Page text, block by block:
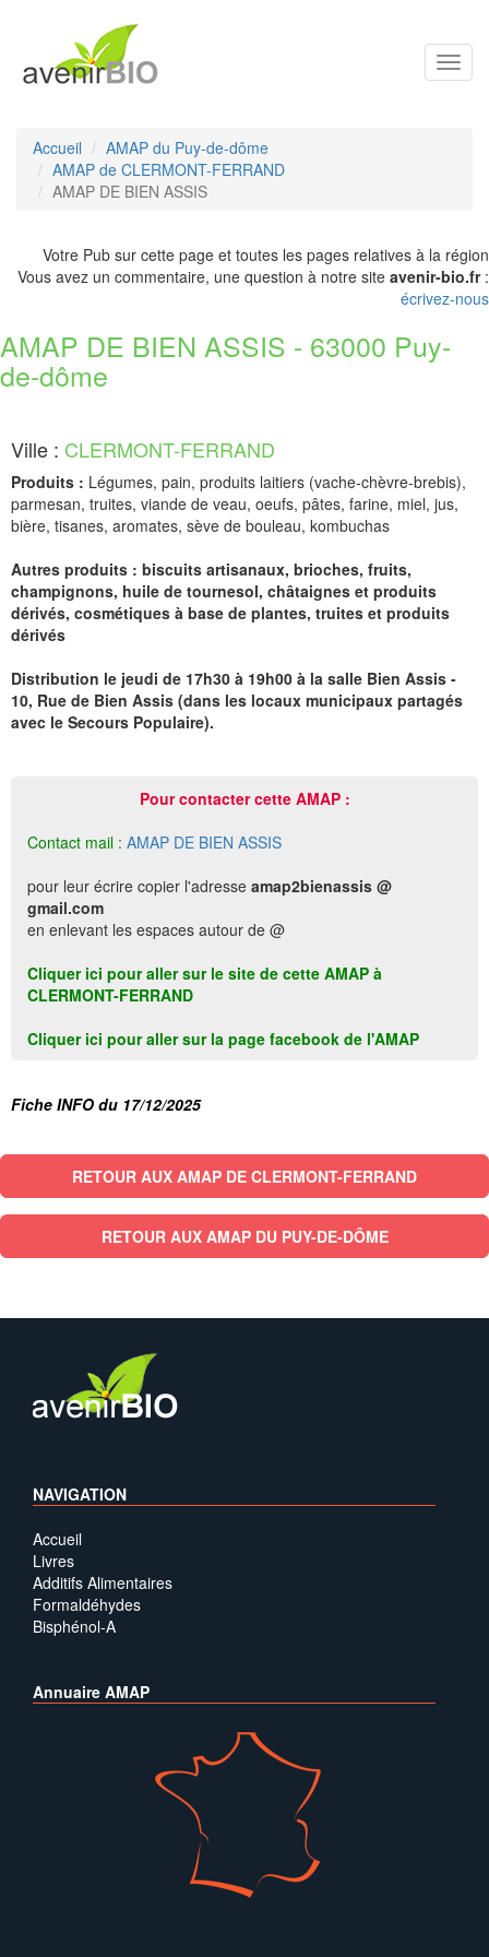
Accueil
AMAP du Puy-de-dôme
AMAP de CLERMONT-FERRAND
AMAP DE BIEN ASSIS
Votre Pub sur cette page et toutes les pages relatives à la région
Vous avez un commentaire, une question à notre site avenir-bio.fr:
écrivez-nous
AMAP DE BIEN ASSIS - 63000 Puy-
de-dôme
Ville : CLERMONT-FERRAND
Produits : Légumes, pain, produits laitiers (vache-chèvre-brebis),
parmesan, truites, viande de veau, oeufs, pâtes, farine, miel, jus,
bière, tisanes, aromates, sève de bouleau, kombuchas
Autres produits : biscuits artisanaux, brioches, fruits,
champignons, huile de tournesol, châtaignes et produits
dérivés, cosmétiques à base de plantes, truites et produits
dérivés
Distribution le jeudi de 17h30 à 19h00 à la salle Bien Assis -
10, Rue de Bien Assis (dans les locaux municipaux partagés
avec le Secours Populaire).
Pour contacter cette AMAP :
Contact mail : AMAP DE BIEN ASSIS
pour leur écrire copier l'adresse amap2bienassis @
gmail.com
en enlevant les espaces autour de @
Cliquer ici pour aller sur le site de cette AMAP à
CLERMONT-FERRAND
Cliquer ici pour aller sur la page facebook de l'AMAP
Fiche INFO du 17/12/2025
RETOUR AUX AMAP DE CLERMONT-FERRAND
RETOUR AUX AMAP DU PUY-DE-DÔME
NAVIGATION
Accueil
Livres
Additifs Alimentaires
Formaldéhydes
Bisphénol-A
Annuaire AMAP